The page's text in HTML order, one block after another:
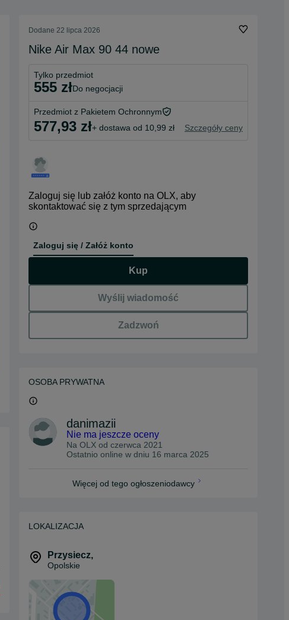
Dodane 22 lipca 2026
Nike Air Max 90 44 nowe
Tylko przedmiot
555 zł do negocjacji
Przedmiot z Pakietem Ochronnym
577,93 zł+ dostawa od 10,99 zł Szczegóły ceny
Zaloguj się lub załóż konto na OLX, aby
skontaktować się z tym sprzedającym
Zaloguj się / Załóż konto
Kup
Wyślij wiadomość
Zadzwoń
OSOBA PRYWATNA
danimazii
Nie ma jeszcze oceny
Na OLX od czerwca 2021
Ostatnio online w dniu 16 marca 2025
Więcej od tego ogłoszeniodawcy
LOKALIZACJA
Przysiecz,
Opolskie